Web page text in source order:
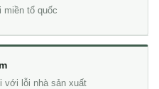
miền tổ quốc
với lỗi nhà sản xuất